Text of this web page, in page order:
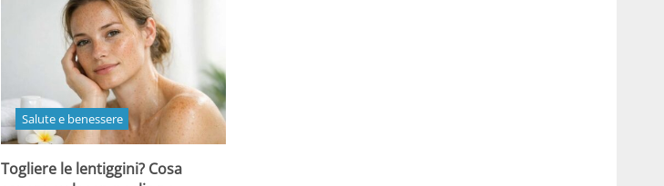
Salute e benessere
Togliere le lentiggini? Cosa